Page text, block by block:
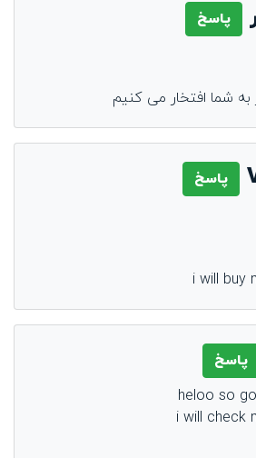
پاسخ
شما افتخار می کنیم
پاسخ
i will buy
پاسخ
heloo so
i will check